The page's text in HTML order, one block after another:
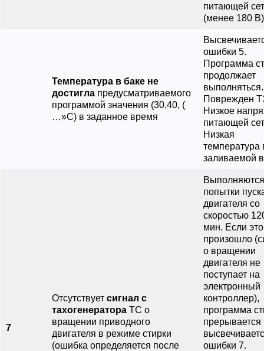
питающей
(менее 180
Температура в баке не
достигла предусматриваемого
программой значения (30,40, (
…»С) в заданное время
ошибки 5.
Программа
продолжает
выполняться.
Поврежден
Низкое
питающей
Низкая
температура
заливаемой
7
Отсутствует сигнал с
тахогенератора ТС о
вращении приводного
двигателя в режиме стирки
(ошибка определяется после
попытки
двигателя со
скоростью
мин. Если
произошло
о вращении
двигателя не
поступает на
электронный
контроллер),
программа
прерывается
ошибки 7.